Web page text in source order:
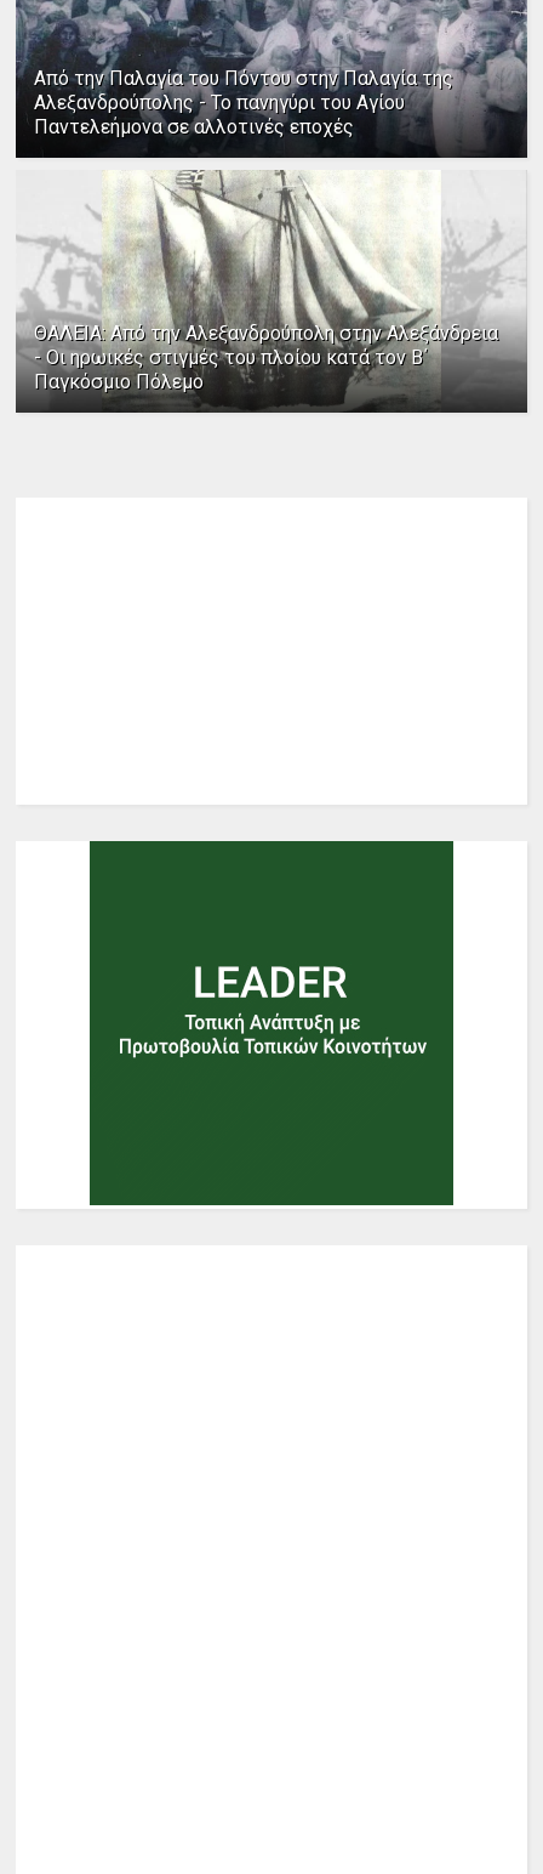
Από την Παλαγία του Πόντου στην Παλαγία της
Αλεξανδρούπολης - Το πανηγύρι του Αγίου
Παντελεήμονα σε αλλοτινές εποχές
ΘΑΛΕΙΑ: Από την Αλεξανδρούπολη στην Αλεξάνδρεια
- Οι ηρωικές στιγμές του πλοίου κατά τον Β΄
Παγκόσμιο Πόλεμο